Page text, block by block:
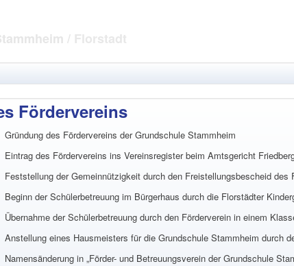
Fördervereins
Gründung des Fördervereins der Grundschule Stammheim
Eintrag des Fördervereins ins Vereinsregister beim Amtsgericht
Feststellung der Gemeinnützigkeit durch den Freistellungsbescheid des
Beginn der Schülerbetreuung im Bürgerhaus durch die Florstädter
Übernahme der Schülerbetreuung durch den Förderverein in einem
Anstellung eines Hausmeisters für die Grundschule Stammheim durch
Namensänderung in „Förder- und Betreuungsverein der Grundschule